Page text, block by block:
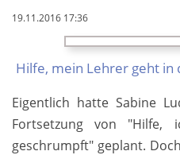
19.11.2016 17:36
Hilfe, mein Lehrer geht in
Eigentlich hatte Sabine
Fortsetzung von "Hilfe,
geschrumpft" geplant.